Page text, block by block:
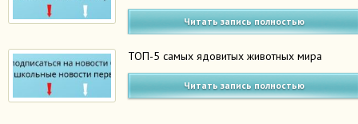
Читать запись полностью
ТОП-5 самых ядовитых животных мира
Читать запись полностью